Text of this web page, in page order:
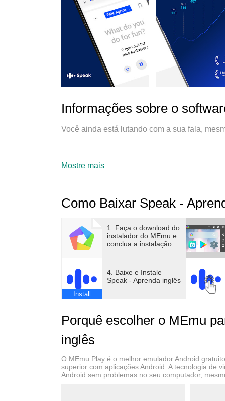
Informações sobre o
Você ainda está lutando com a sua fala,
Você tem notas altas no TOEIC, mas não
O problema é que nunca temos a chance de
-
Speak é um aplicativo que ajuda você a se
que você pratique a fala mais do que
Mostre mais
Como Baixar Speak -
1. Faça o download do
instalador do MEmu e
conclua a instalação
Install
4. Baixe e Instale
Speak - Aprenda inglês
Porquê escolher o MEmu
inglês
O MEmu Play é o melhor emulador Android
superior com aplicações Android. A tecnologia de
Android sem problemas no seu computador,